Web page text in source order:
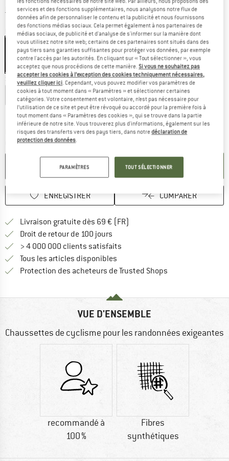
hors Frais de livraisonInformations sur les frais de livraison. Ouvre une
Couleur:Black
-55 %
Sélectionner taille:
EU40-43 EU44-47
Guide des tailles
Délai de livraison: 3-5 jours ouvrablesLe lien s'ouvre dans une boîte
Quantité:
AJOUTER AU PANIER
ENREGISTRER COMPARER
Livraison gratuite dès 69 € (FR)
Droit de retour de 100 jours
> 4 000 000 clients satisfaits
Tous les articles disponibles
Protection des acheteurs de Trusted Shops
VUE D'ENSEMBLE
Chaussettes de cyclisme pour les randonnées exigeantes
recommandé à
100 %
Fibres
synthétiques
services et des fonctions supplémentaires, nous analysons notre flux de
données afin de personnaliser le contenu et la publicité et nous fournissons
des fonctions médias sociaux. Cela permet également à nos partenaires de
médias sociaux, de publicité et d'analyse de s'informer sur la manière dont
vous utilisez notre site web; certains de ces partenaires sont situés dans des
pays tiers sans garanties suffisantes pour protéger vos données, par exemple
contre l'accès par les autorités. En cliquant sur « Tout sélectionner », vous
acceptez que nous procédions de cette manière.Si vous ne souhaitez pas
accepter les cookies à l’exception des cookies techniquement nécessaires,
veuillez cliquer ici. Cependant, vous pouvez modifier vos paramètres de
cookies à tout moment dans « Paramètres » et sélectionner certaines
catégories. Votre consentement est volontaire, n’est pas nécessaire pour
l’utilisation de ce site et peut être révoqué ou accordé pour la première fois à
tout moment dans « Paramètres des cookies », qui se trouve dans la partie
inférieure de notre site. Vous trouverez plus d'informations, également sur les
risques des transferts vers des pays tiers, dans notredéclaration de
protection des données.
PARAMÈTRES TOUT SÉLECTIONNER